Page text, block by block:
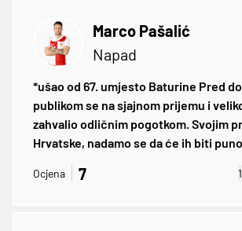
Marco Pašalić
Napad
*ušao od 67. umjesto Baturine Pred
publikom se na sjajnom prijemu i
zahvalio odličnim pogotkom. Svojim
Hrvatske, nadamo se da će ih biti
Ocjena 7